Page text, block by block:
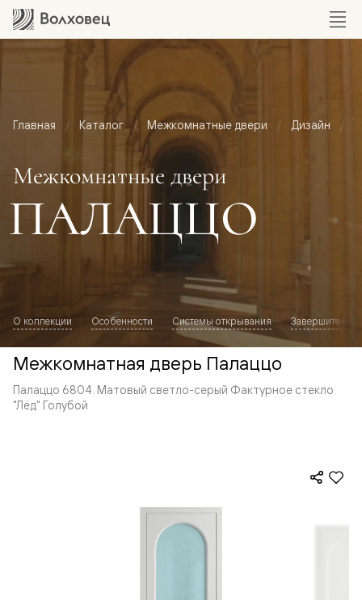
Главная Каталог Межкомнатные двери Дизайн
Межкомнатные двери
ПАЛАЦЦО
О коллекции Особенности Системы открывания Завершите
Межкомнатная дверь Палаццо
Палаццо 6804. Матовый светло-серый Фактурное стекло
"Лёд" Голубой